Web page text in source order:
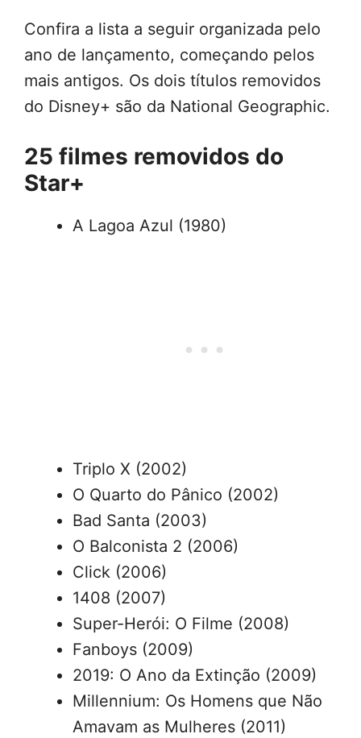
Confira a lista a seguir organizada pelo
ano de lançamento, começando pelos
mais antigos. Os dois títulos removidos
do Disney+ são da National Geographic.
25 filmes removidos do
Star+
A Lagoa Azul (1980)
Triplo X (2002)
O Quarto do Pânico (2002)
Bad Santa (2003)
O Balconista 2 (2006)
Click (2006)
1408 (2007)
Super-Herói: O Filme (2008)
Fanboys (2009)
2019: O Ano da Extinção (2009)
Millennium: Os Homens que Não
Amavam as Mulheres (2011)